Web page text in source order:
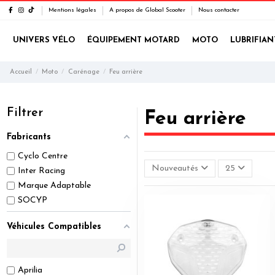
Mentions légales A propos de Global Scooter Nous contacter
UNIVERS VÉLO ÉQUIPEMENT MOTARD MOTO
Accueil Moto Carénage Feu arrière
Feu arrière
Nouveautés 25
Filtrer
Fabricants
Cyclo Centre
Inter Racing
Marque Adaptable
SOCYP
Véhicules Compatibles
Aprilia